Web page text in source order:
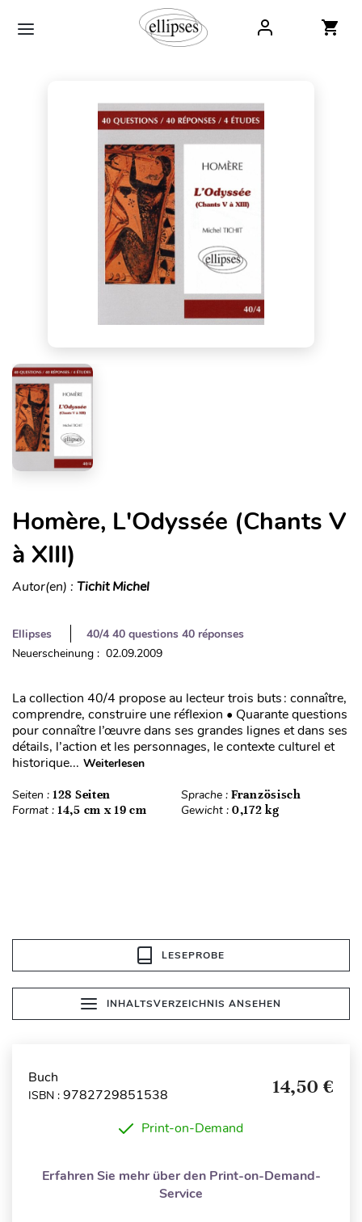
Homère, L'Odyssée (Chants V
à XIII)
Autor(en) : Tichit Michel
Ellipses
40/4 40 questions 40 réponses
Neuerscheinung : 02.09.2009
La collection 40/4 propose au lecteur trois buts : connaître,
comprendre, construire une réflexion • Quarante questions
pour connaître l’œuvre dans ses grandes lignes et dans ses
détails, l’action et les personnages, le contexte culturel et
historique... Weiterlesen
Seiten : 128 Seiten Sprache : Französisch
Format : 14,5 cm x 19 cm Gewicht : 0,172 kg
LESEPROBE
INHALTSVERZEICHNIS ANSEHEN
Buch
ISBN : 9782729851538 14,50 €
Print-on-Demand
Erfahren Sie mehr über den Print-on-Demand-
Service